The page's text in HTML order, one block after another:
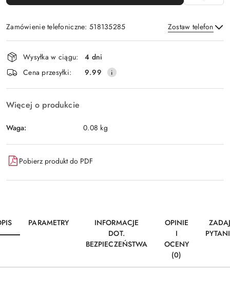
Zamówienie telefoniczne: 518135285 Zostaw telefon
Wyślij
Dostępność
i
dostawa
Wysyłka w ciągu:
4 dni
Cena przesyłki:
9.99
Więcej o produkcie
Waga: 0.08 kg
Pobierz produkt do PDF
PARAMETRY
INFORMACJE
DOT.
BEZPIECZEŃSTWA
OPINIE
I
OCENY
(0)